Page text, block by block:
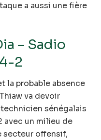
a aussi une fière
– Sadio
2
la probable absence
va devoir
sénégalais
avec un milieu de
secteur offensif,